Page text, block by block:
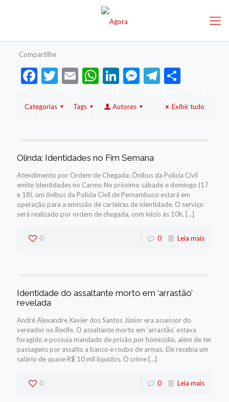
Compartilhe
Facebook
Twitter
EmailWhatsApp
LinkedIn
Messenger
Telegram
Share
Categorias Tags Autores Exibir tudo
Olinda: Identidades no Fim Semana
Atendimento por Ordem de Chegada: Ônibus da Polícia Civil
emite Identidades no Carmo No próximo sábado e domingo (17
e 18), um ônibus da Polícia Civil de Pernambuco estará em
operação para a emissão de carteiras de identidade. O serviço
será realizado por ordem de chegada, com início às 10h, […]
0 0 Leia mais
Identidade do assaltante morto em ‘arrastão’
revelada
André Alexandre Xavier dos Santos Júnior era assessor do
vereador no Recife. O assaltante morto em ‘arrastão’ estava
foragido e possuía mandado de prisão por homicídio, além de ter
passagens por assalto a banco e roubo de armas. Ele recebia um
salário de quase R$ 10 mil líquidos. O crime […]
0 0 Leia mais